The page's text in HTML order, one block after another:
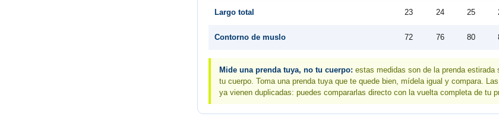
Largo total 23 24 25
Contorno de muslo 72 76 80
Mide una prenda tuya, no tu cuerpo: estas medidas son de la prenda estirada
tu cuerpo. Toma una prenda tuya que te quede bien, mídela igual y compara.
ya vienen duplicadas: puedes compararlas directo con la vuelta completa de tu